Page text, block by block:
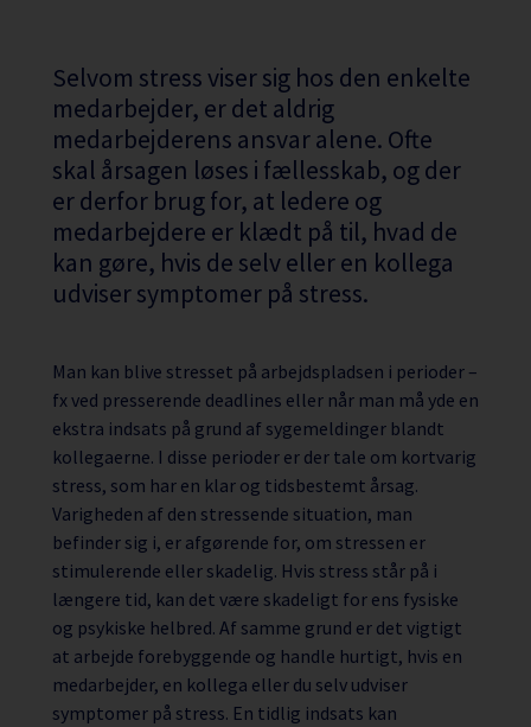
Selvom stress viser sig hos den enkelte
medarbejder, er det aldrig
medarbejderens ansvar alene. Ofte
skal årsagen løses i fællesskab, og der
er derfor brug for, at ledere og
medarbejdere er klædt på til, hvad de
kan gøre, hvis de selv eller en kollega
udviser symptomer på stress.
Man kan blive stresset på arbejdspladsen i perioder –
fx ved presserende deadlines eller når man må yde en
ekstra indsats på grund af sygemeldinger blandt
kollegaerne. I disse perioder er der tale om kortvarig
stress, som har en klar og tidsbestemt årsag.
Varigheden af den stressende situation, man
befinder sig i, er afgørende for, om stressen er
stimulerende eller skadelig. Hvis stress står på i
længere tid, kan det være skadeligt for ens fysiske
og psykiske helbred. Af samme grund er det vigtigt
at arbejde forebyggende og handle hurtigt, hvis en
medarbejder, en kollega eller du selv udviser
symptomer på stress. En tidlig indsats kan